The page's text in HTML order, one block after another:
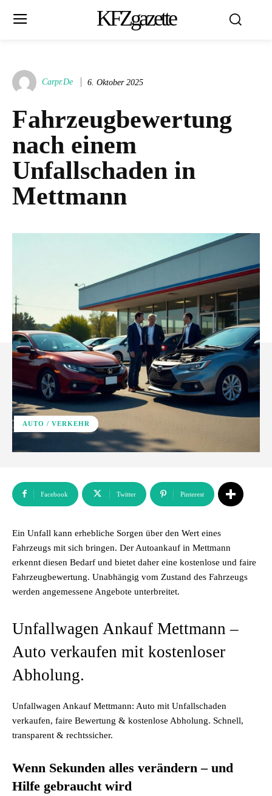
KFZgazette
Carpr.de 6. Oktober 2025
Fahrzeugbewertung
nach einem
Unfallschaden in
Mettmann
AUTO / VERKEHR
Facebook Twitter Pinterest
Ein Unfall kann erhebliche Sorgen über den Wert eines
Fahrzeugs mit sich bringen. Der Autoankauf in Mettmann
erkennt diesen Bedarf und bietet daher eine kostenlose und faire
Fahrzeugbewertung. Unabhängig vom Zustand des Fahrzeugs
werden angemessene Angebote unterbreitet.
Unfallwagen Ankauf Mettmann –
Auto verkaufen mit kostenloser
Abholung.
Unfallwagen Ankauf Mettmann: Auto mit Unfallschaden
verkaufen, faire Bewertung & kostenlose Abholung. Schnell,
transparent & rechtssicher.
Wenn Sekunden alles verändern – und
Hilfe gebraucht wird